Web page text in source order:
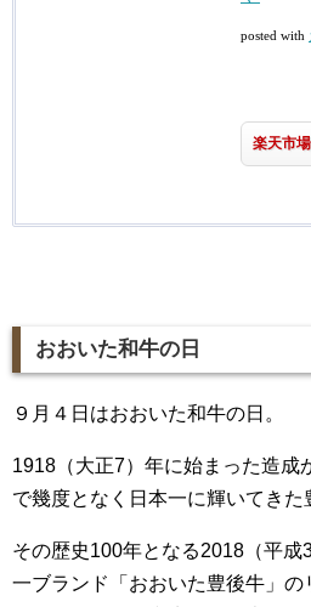
posted with
楽天市場
おおいた和牛の日
９月４日はおおいた和牛の日。
1918（大正7）年に始まった造成
で幾度となく日本一に輝いてきた
その歴史100年となる2018（平
一ブランド「おおいた豊後牛」の